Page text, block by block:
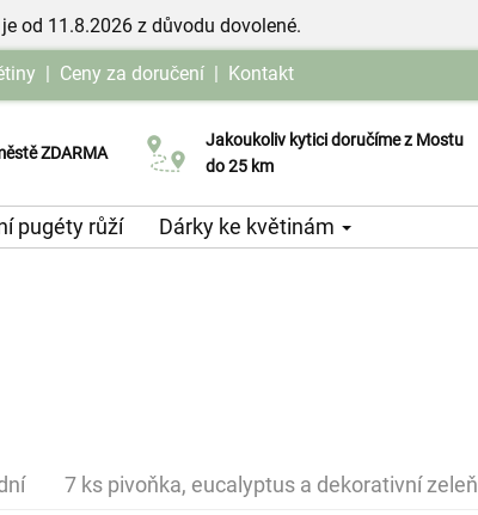
od 11.8.2026 z důvodu dovolené.
| Ceny za doručení | Kontakt
ZDARMA
dne doručení
Jakoukoliv kytici doručíme z Mostu
do 25 km
Možnost vyzvednout v naší květince
pugéty růží Dárky ke květinám
7 ks pivoňka, eucalyptus a dekorativní zeleň